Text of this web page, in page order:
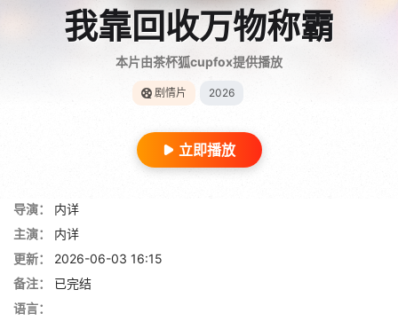
我靠回收万物称霸
本片由茶杯狐cupfox提供播放
剧情片 2026
立即播放
导演：
内详
主演：
内详
更新：
2026-06-03 16:15
备注：
已完结
语言：